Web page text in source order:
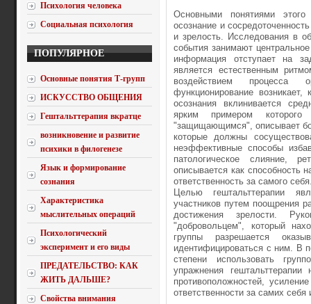
Психология человека
Социальная психология
ПОПУЛЯРНОЕ
Основные понятия Т-групп
ИСКУССТВО ОБЩЕНИЯ
Гештальттерапия вкратце
возникновение и развитие
психики в филогенезе
Язык и формирование
сознания
Характеристика
мыслительных операций
Психологический
эксперимент и его виды
ПРЕДАТЕЛЬСТВО: КАК
ЖИТЬ ДАЛЬШЕ?
Свойства внимания
Основными понятиями
осознание и
и зрелость. Исследования в
события занимают
информация отступает на
является естественным
воздействием процесса
функционирование
осознания вклинивается
ярким примером
"защищающимся", описывает
которые должны
неэффективные способы
патологическое слияние,
описывается как способность
ответственность за самого
Целью гештальттерапии
участников путем поощрения
достижения зрелости.
"добровольцем", который
группы разрешается
идентифицироваться с ним. В
степени использовать
упражнения
противоположностей,
ответственности за самих